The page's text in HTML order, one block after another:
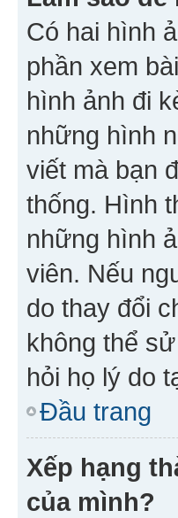
Có hai hình
phần xem
hình ảnh đi
những hình
viết mà bạn
thống. Hình
những hình
viên. Nếu
do thay đổi
không thể
hỏi họ lý do
Đầu trang
Xếp hạng
của mình?